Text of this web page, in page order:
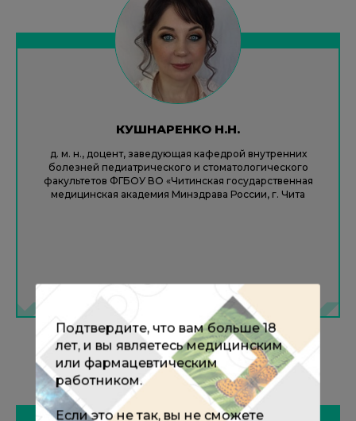
КУШНАРЕНКО Н.Н.
д. м. н., доцент, заведующая кафедрой внутренних
болезней педиатрического и стоматологического
факультетов ФГБОУ ВО «Читинская государственная
медицинская академия Минздрава России, г. Чита
Подтвердите, что вам больше 18
лет, и вы являетесь медицинским
или фармацевтическим
работником.
Если это не так, вы не сможете